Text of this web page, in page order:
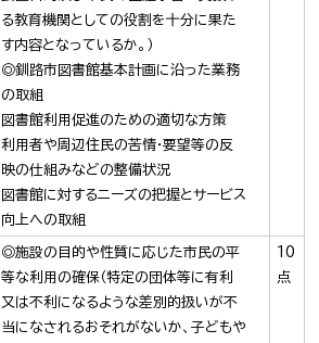
る教育機関としての役割を十分に果た
す内容となっているか。）
◎釧路市図書館基本計画に沿った業務
の取組
図書館利用促進のための適切な方策
利用者や周辺住民の苦情・要望等の反
映の仕組みなどの整備状況
図書館に対するニーズの把握とサービス
向上への取組
◎施設の目的や性質に応じた市民の平
等な利用の確保（特定の団体等に有利
又は不利になるような差別的扱いが不
当になされるおそれがないか、子どもや
10
点